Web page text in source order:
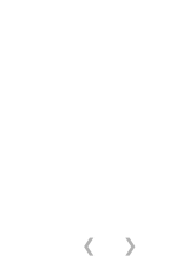
❮ ❯